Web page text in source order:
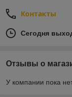
Контакты
Сегодня
Отзывы о
У компании пока